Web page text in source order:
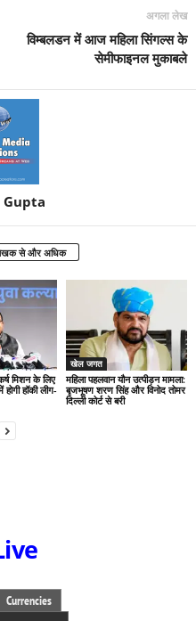
अगला लेख
विम्बलडन में आज महिला सिंगल्स के
सेमीफाइनल मुकाबले
Gupta
से और अधिक
मिशन के लिए
हॉकी लीग-
खेल जगत
महिला पहलवान यौन उत्पीड़न मामला:
बृजभूषण शरण सिंह और विनोद तोमर
दिल्ली कोर्ट से बरी